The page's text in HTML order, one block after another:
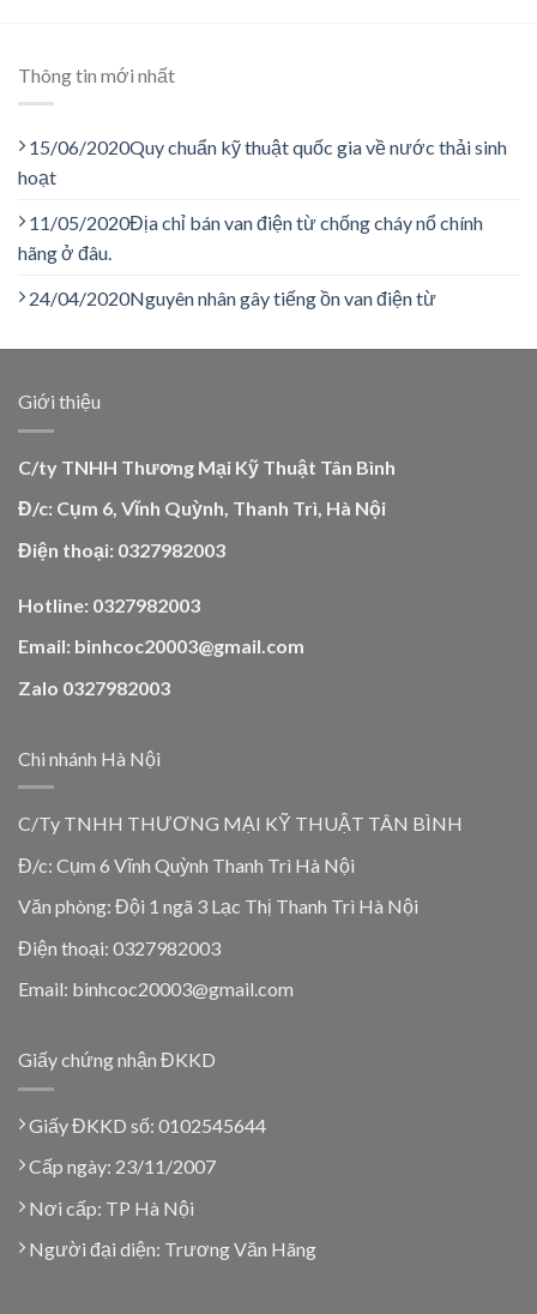
Thông tin mới nhất
15/06/2020Quy chuẩn kỹ thuật quốc gia về nước thải sinh
hoạt
11/05/2020Địa chỉ bán van điện từ chống cháy nổ chính
hãng ở đâu.
24/04/2020Nguyên nhân gây tiếng ồn van điện từ
Giới thiệu
C/ty TNHH Thương Mại Kỹ Thuật Tân Bình
Đ/c: Cụm 6, Vĩnh Quỳnh, Thanh Trì, Hà Nội
Điện thoại: 0327982003
Hotline: 0327982003
Email: binhcoc20003@gmail.com
Zalo 0327982003
Chi nhánh Hà Nội
C/Ty TNHH THƯƠNG MẠI KỸ THUẬT TÂN BÌNH
Đ/c: Cụm 6 Vĩnh Quỳnh Thanh Trì Hà Nội
Văn phòng: Đội 1 ngã 3 Lạc Thị Thanh Trì Hà Nội
Điện thoại: 0327982003
Email: binhcoc20003@gmail.com
Giấy chứng nhận ĐKKD
Giấy ĐKKD số: 0102545644
Cấp ngày: 23/11/2007
Nơi cấp: TP Hà Nội
Người đại diện: Trương Văn Hãng